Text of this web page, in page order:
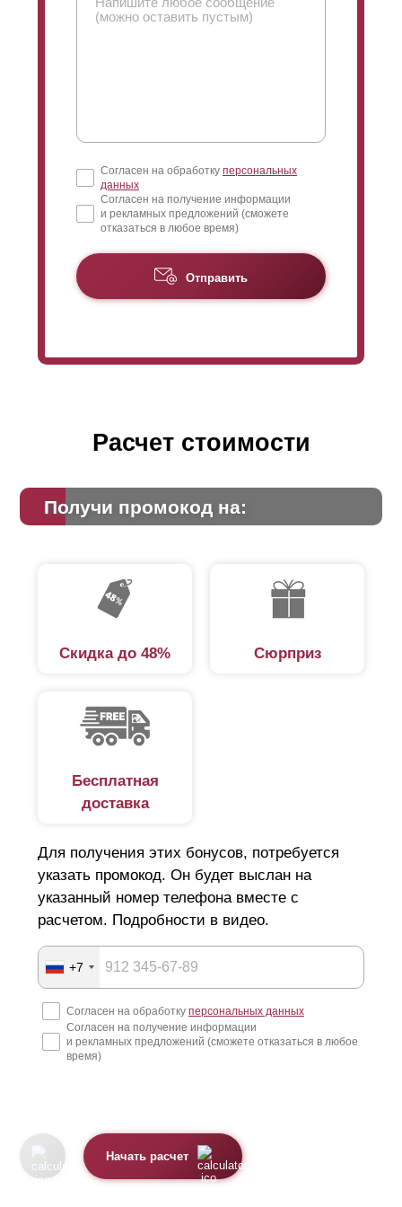
Согласен на обработку персональных
данных
Согласен на получение информации
и рекламных предложений (сможете
отказаться в любое время)
Отправить
Расчет стоимости
Получи промокод на:
Скидка до 48% Сюрприз
Бесплатная
доставка
Для получения этих бонусов, потребуется
указать промокод. Он будет выслан на
указанный номер телефона вместе с
расчетом. Подробности в видео.
+7
Согласен на обработку персональных данных
Согласен на получение информации
и рекламных предложений (сможете отказаться в любое
время)
Начать расчет